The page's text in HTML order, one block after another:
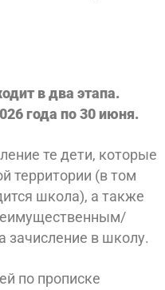
в два этапа.
года по 30 июня.
те дети, которые
территории (в том
школа), а также
зачисление в школу.
по прописке